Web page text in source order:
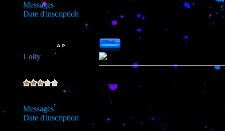
Messages:
Date d'inscription
Lolly
Messages:
Date d'inscription
Mais bon tous sa est trop compliquer